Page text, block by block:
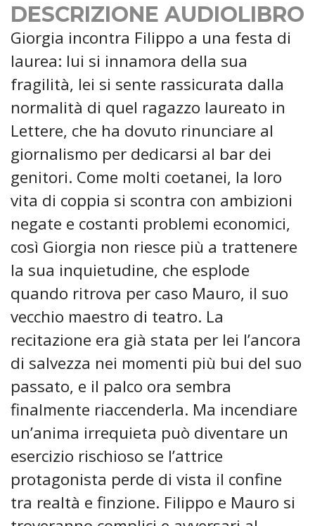
DESCRIZIONE AUDIOLIBRO
Giorgia incontra Filippo a una festa di
laurea: lui si innamora della sua
fragilità, lei si sente rassicurata dalla
normalità di quel ragazzo laureato in
Lettere, che ha dovuto rinunciare al
giornalismo per dedicarsi al bar dei
genitori. Come molti coetanei, la loro
vita di coppia si scontra con ambizioni
negate e costanti problemi economici,
così Giorgia non riesce più a trattenere
la sua inquietudine, che esplode
quando ritrova per caso Mauro, il suo
vecchio maestro di teatro. La
recitazione era già stata per lei l’ancora
di salvezza nei momenti più bui del suo
passato, e il palco ora sembra
finalmente riaccenderla. Ma incendiare
un’anima irrequieta può diventare un
esercizio rischioso se l’attrice
protagonista perde di vista il confine
tra realtà e finzione. Filippo e Mauro si